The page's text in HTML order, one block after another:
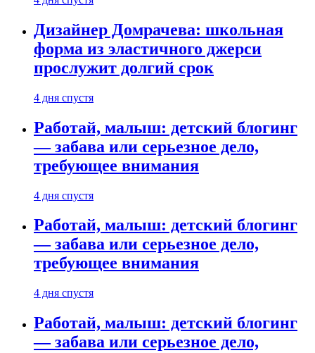
Дизайнер Домрачева: школьная
форма из эластичного джерси
прослужит долгий срок
4 дня спустя
Работай, малыш: детский блогинг
— забава или серьезное дело,
требующее внимания
4 дня спустя
Работай, малыш: детский блогинг
— забава или серьезное дело,
требующее внимания
4 дня спустя
Работай, малыш: детский блогинг
— забава или серьезное дело,